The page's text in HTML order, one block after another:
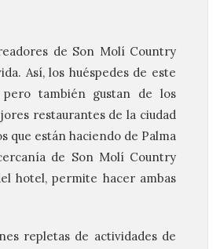
de Son Molí Country
Así, los huéspedes de este
también gustan de los
restaurantes de la ciudad
que están haciendo de Palma
de Son Molí Country
hotel, permite hacer ambas
repletas de actividades de